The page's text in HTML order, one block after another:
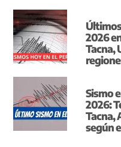
2026
Tacna,
Sismo
2026:
Tacna,
según